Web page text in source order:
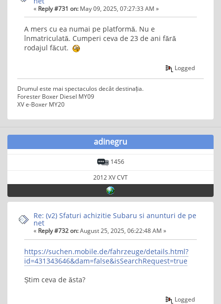
« Reply #731 on: May 09, 2025, 07:27:33 AM »
A mers cu ea numai pe platformă. Nu e
înmatriculată. Cumperi ceva de 23 de ani fără
rodajul făcut.
Logged
Drumul este mai spectaculos decât destinația.
Forester Boxer Diesel MY09
XV e-Boxer MY20
adinegru
1456
2012 XV CVT
Re: (v2) Sfaturi achizitie Subaru si anunturi de pe
net
« Reply #732 on:August 25, 2025, 06:22:48 AM »
https://suchen.mobile.de/fahrzeuge/details.html?
id=431343646&dam=false&isSearchRequest=true
Știm ceva de ăsta?
Logged